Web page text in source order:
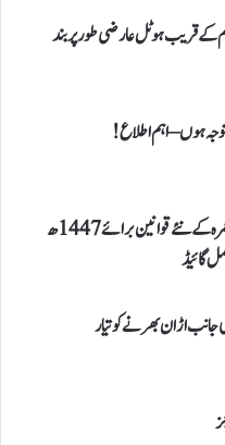
کے قریب ہوٹل عارضی طور پر بند
سعودی وزارت حج و عمرہ کے نئے قوانین برائے 1447ھ
جانب اڑان بھرنے کو تیار